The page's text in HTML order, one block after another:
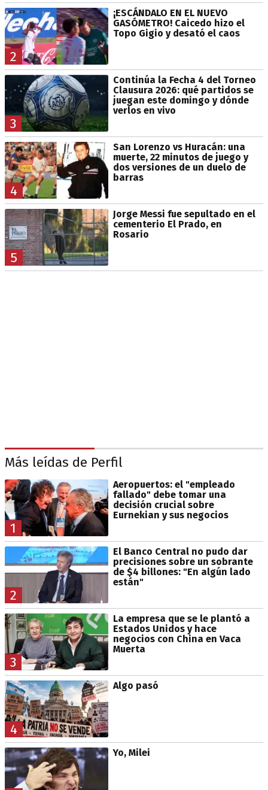
2
¡ESCÁNDALO EN EL NUEVO
GASÓMETRO! Caicedo hizo el
Topo Gigio y desató el caos
3
Continúa la Fecha 4 del Torneo
Clausura 2026: qué partidos se
juegan este domingo y dónde
verlos en vivo
4
San Lorenzo vs Huracán: una
muerte, 22 minutos de juego y
dos versiones de un duelo de
barras
5
Jorge Messi fue sepultado en el
cementerio El Prado, en
Rosario
Más leídas de Perfil
1
Aeropuertos: el "empleado
fallado" debe tomar una
decisión crucial sobre
Eurnekian y sus negocios
2
El Banco Central no pudo dar
precisiones sobre un sobrante
de $4 billones: "En algún lado
están"
3
La empresa que se le plantó a
Estados Unidos y hace
negocios con China en Vaca
Muerta
4
Algo pasó
Yo, Milei